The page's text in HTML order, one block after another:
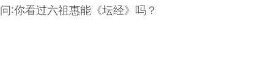
问∶你看过六祖惠能《坛经》吗？